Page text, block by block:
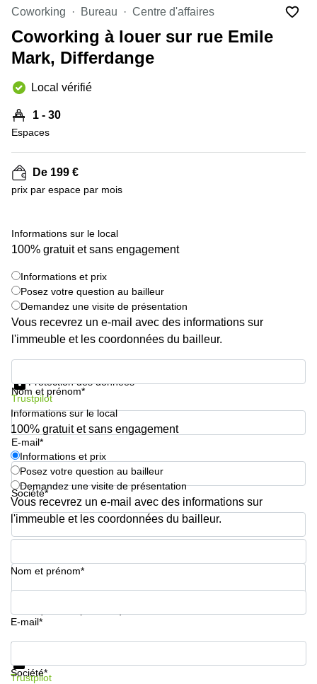
Сoworking
Esch-sur-
Alzette
Sandweiler
Bureaux
sur-
Alzette
Bureaux
Sandweiler
Centres
Bertrange
Esch-
sur-
Alzette
Centres
Sandweiler
Coworking Bureau Centre d'affaires
Coworking à louer sur rue Emile
Mark, Differdange
Local vérifié
1 - 30
Espaces
De 199 €
prix par espace par mois
Informations sur le local
100% gratuit et sans engagement
Informations et prix
Posez votre question au bailleur
Demandez une visite de présentation
Vous recevrez un e-mail avec des informations sur
l'immeuble et les coordonnées du bailleur.
Nom et prénom*
E-mail*
Société*
Numéro de téléphone*
Protection des données
Trustpilot
Informations sur le local
100% gratuit et sans engagement
Informations et prix
Posez votre question au bailleur
Demandez une visite de présentation
Vous recevrez un e-mail avec des informations sur
l'immeuble et les coordonnées du bailleur.
Nom et prénom*
E-mail*
Société*
Informations et prix
Trustpilot